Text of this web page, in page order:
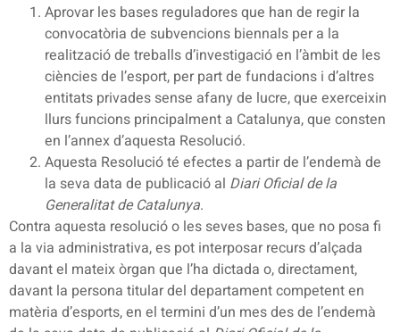
Aprovar les bases reguladores que han de regir la
convocatòria de subvencions biennals per a la
realització de treballs d’investigació en l’àmbit de les
ciències de l’esport, per part de fundacions i d’altres
entitats privades sense afany de lucre, que exerceixin
llurs funcions principalment a Catalunya, que consten
en l’annex d’aquesta Resolució.
Aquesta Resolució té efectes a partir de l’endemà de
la seva data de publicació al Diari Oficial de la
Generalitat de Catalunya.
Contra aquesta resolució o les seves bases, que no posa fi
a la via administrativa, es pot interposar recurs d’alçada
davant el mateix òrgan que l’ha dictada o, directament,
davant la persona titular del departament competent en
matèria d’esports, en el termini d’un mes des de l’endemà